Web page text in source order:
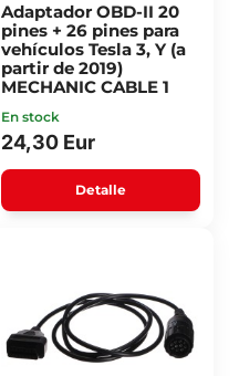
Adaptador OBD-II 20
pines + 26 pines para
vehículos Tesla 3, Y (a
partir de 2019)
MECHANIC CABLE 1
En stock
24,30 Eur
Detalle